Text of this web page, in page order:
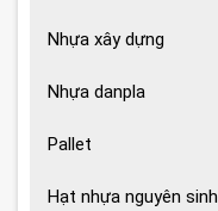
Nhựa xây dựng
Nhựa danpla
Pallet
Hạt nhựa nguyên sinh